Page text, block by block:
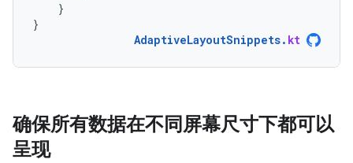
}
}
AdaptiveLayoutSnippets. kt
确保所有数据在不同屏幕尺寸下都可以
呈现